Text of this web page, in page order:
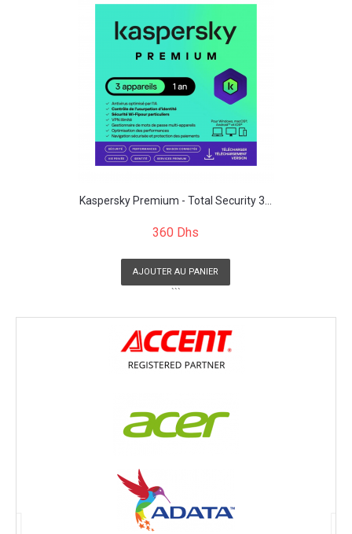
Kaspersky Premium - Total Security 3...
360 Dhs
AJOUTER AU PANIER
```